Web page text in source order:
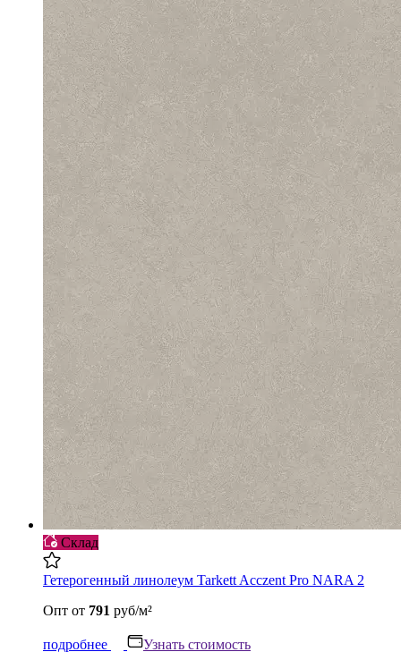
Склад
Гетерогенный линолеум Tarkett Acczent Pro NARA 2
Опт от 791 руб/м²
подробнее Узнать стоимость